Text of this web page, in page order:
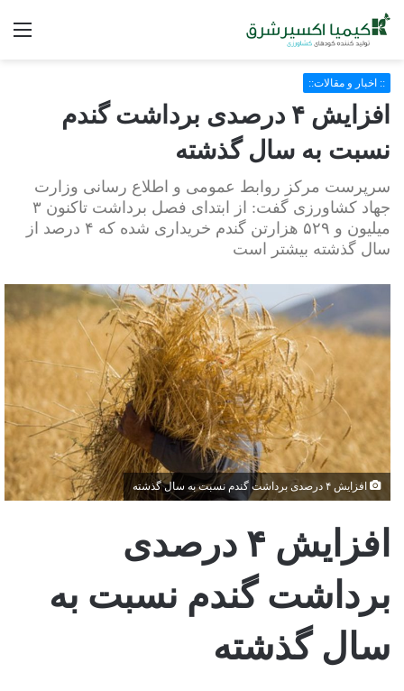
:: اخبار و مقالات::
افزایش ۴ درصدی برداشت گندم
نسبت به سال گذشته
سرپرست مرکز روابط عمومی و اطلاع رسانی وزارت
جهاد کشاورزی گفت: از ابتدای فصل برداشت تاکنون ۳
میلیون و ۵۲۹ هزارتن گندم خریداری شده که ۴ درصد از
سال گذشته بیشتر است
افزایش ۴ درصدی برداشت گندم نسبت به سال گذشته
افزایش ۴ درصدی
برداشت گندم نسبت به
سال گذشته